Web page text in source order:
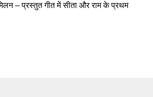
– प्रस्तुत गीत में सीता और राम के प्रथम